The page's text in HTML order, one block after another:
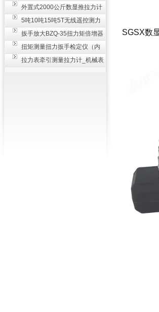
业用数显测力计价格
外置式2000公斤数显推拉力计
_数字拉力压力测试仪
5吨10吨15吨5T无线遥控测力
计_带遥控电子拉力计数显式
扳手放大BZQ-35扭力矩倍增器
_3500牛米扭力倍力器仪
扭矩测量扭力扳手检定仪（内
置打印） 扭矩检验仪器
拉力表牵引测量拉力计_机械表
SGSX数